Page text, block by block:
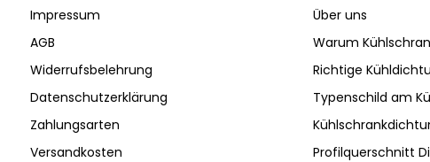
Impressum
AGB
Widerrufsbelehrung
Datenschutzerklärung
Zahlungsarten
Versandkosten
Über uns
Warum
Richtige
Typenschild am
Profilquerschnitt